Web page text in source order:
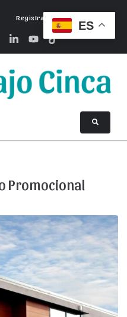
Registrarse
Promocional
ES